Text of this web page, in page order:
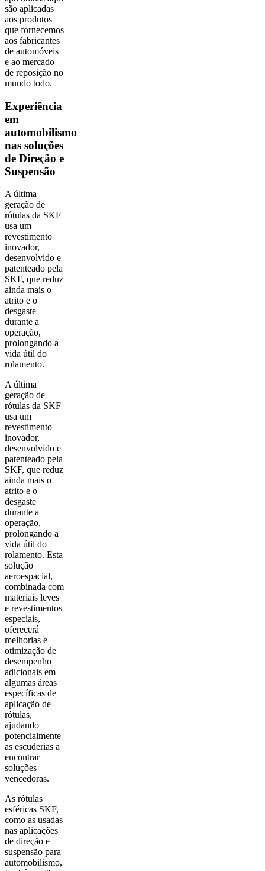
são aplicadas
aos produtos
que fornecemos
aos fabricantes
de automóveis
e ao mercado
de reposição no
mundo todo.
Experiência
em
automobilismo
nas soluções
de Direção e
Suspensão
A última
geração de
rótulas da SKF
usa um
revestimento
inovador,
desenvolvido e
patenteado pela
SKF, que reduz
ainda mais o
atrito e o
desgaste
durante a
operação,
prolongando a
vida útil do
rolamento.
A última
geração de
rótulas da SKF
usa um
revestimento
inovador,
desenvolvido e
patenteado pela
SKF, que reduz
ainda mais o
atrito e o
desgaste
durante a
operação,
prolongando a
vida útil do
rolamento. Esta
solução
aeroespacial,
combinada com
materiais leves
e revestimentos
especiais,
oferecerá
melhorias e
otimização de
desempenho
adicionais em
algumas áreas
específicas de
aplicação de
rótulas,
ajudando
potencialmente
as escuderias a
encontrar
soluções
vencedoras.
As rótulas
esféricas SKF,
como as usadas
nas aplicações
de direção e
suspensão para
automobilismo,